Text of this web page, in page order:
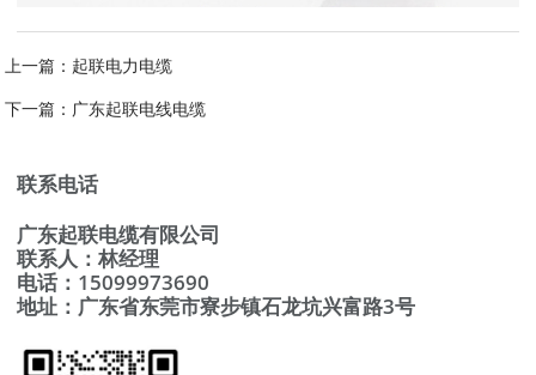
上一篇： 起联电力电缆
下一篇： 广东起联电线电缆
联系电话
广东起联电缆有限公司
联系人：林经理
电话：15099973690
地址：广东省东莞市寮步镇石龙坑兴富路3号